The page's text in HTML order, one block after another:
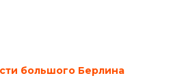
большого Берлина